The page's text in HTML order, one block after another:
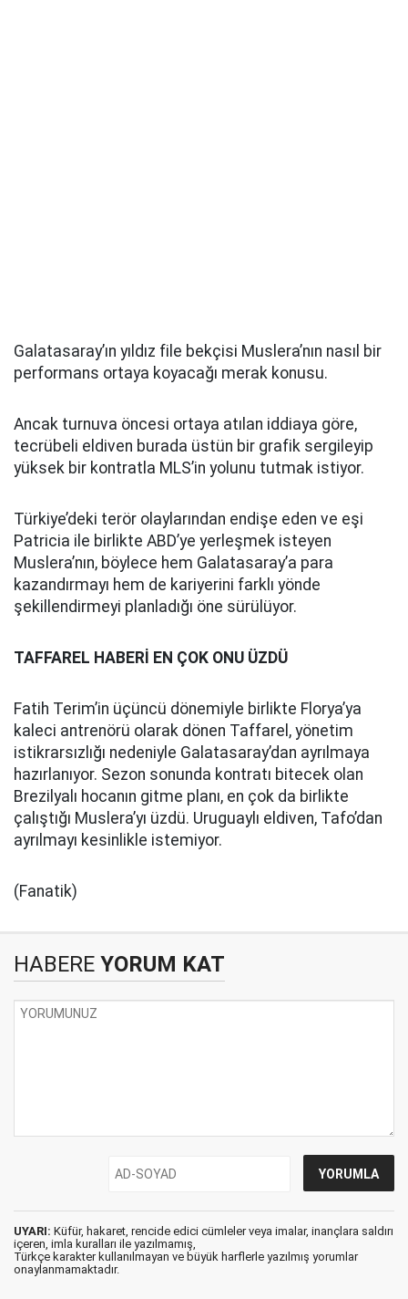
Galatasaray’ın yıldız file bekçisi Muslera’nın nasıl bir
performans ortaya koyacağı merak konusu.
Ancak turnuva öncesi ortaya atılan iddiaya göre,
tecrübeli eldiven burada üstün bir grafik sergileyip
yüksek bir kontratla MLS’in yolunu tutmak istiyor.
Türkiye’deki terör olaylarından endişe eden ve eşi
Patricia ile birlikte ABD’ye yerleşmek isteyen
Muslera’nın, böylece hem Galatasaray’a para
kazandırmayı hem de kariyerini farklı yönde
şekillendirmeyi planladığı öne sürülüyor.
TAFFAREL HABERİ EN ÇOK ONU ÜZDÜ
Fatih Terim’in üçüncü dönemiyle birlikte Florya’ya
kaleci antrenörü olarak dönen Taffarel, yönetim
istikrarsızlığı nedeniyle Galatasaray’dan ayrılmaya
hazırlanıyor. Sezon sonunda kontratı bitecek olan
Brezilyalı hocanın gitme planı, en çok da birlikte
çalıştığı Muslera’yı üzdü. Uruguaylı eldiven, Tafo’dan
ayrılmayı kesinlikle istemiyor.
(Fanatik)
HABERE YORUM KAT
UYARI: Küfür, hakaret, rencide edici cümleler veya imalar, inançlara saldırı
içeren, imla kuralları ile yazılmamış,
Türkçe karakter kullanılmayan ve büyük harflerle yazılmış yorumlar
onaylanmamaktadır.